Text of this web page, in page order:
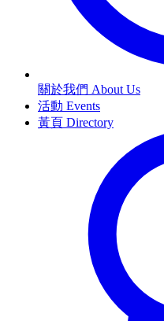
關於我們 About Us
活動 Events
黃頁 Directory